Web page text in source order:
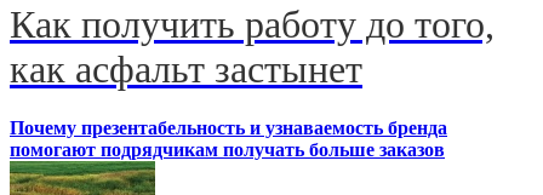
Как получить работу до того,
как асфальт застынет
Почему презентабельность и узнаваемость бренда
помогают подрядчикам получать больше заказов